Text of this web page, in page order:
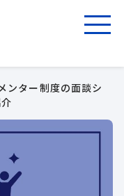
ンター制度の面談シ